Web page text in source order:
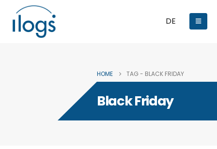
DE
HOME TAG - BLACK FRIDAY
Black Friday